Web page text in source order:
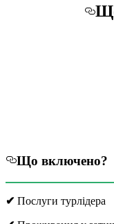
Що включено?
✔ Послуги турлідера